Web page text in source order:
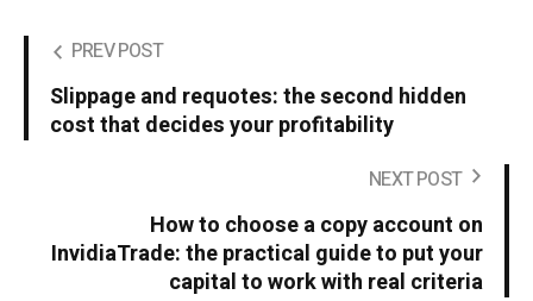
PREV POST
Slippage and requotes: the second hidden
cost that decides your profitability
NEXT POST
How to choose a copy account on
InvidiaTrade: the practical guide to put your
capital to work with real criteria